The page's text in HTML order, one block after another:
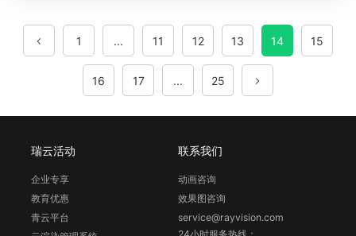
1 ... 11 12 13 14 15
16 17 ... 25
瑞云活动
企业专享
教育优惠
青云平台
联系我们
动画咨询
效果图咨询
service@rayvision.com